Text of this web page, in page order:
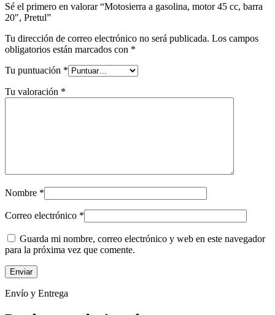
Sé el primero en valorar “Motosierra a gasolina, motor 45 cc, barra
20″, Pretul”
Tu dirección de correo electrónico no será publicada. Los campos
obligatorios están marcados con *
Tu puntuación *
Tu valoración *
Nombre *
Correo electrónico *
Guarda mi nombre, correo electrónico y web en este navegador
para la próxima vez que comente.
Envío y Entrega